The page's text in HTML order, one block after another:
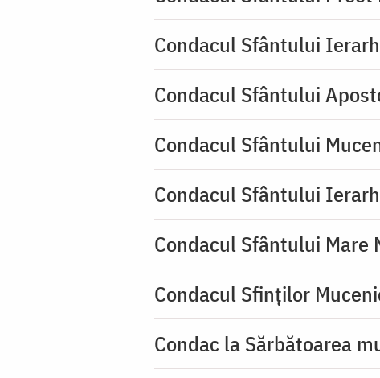
Condacul Sfântului
Condacul Sfântului
Condacul Sfântului
Condacul Sfântului
Condacul Sfântului Mare
Condacul Sfinţilor
Condac la Sărbătoarea